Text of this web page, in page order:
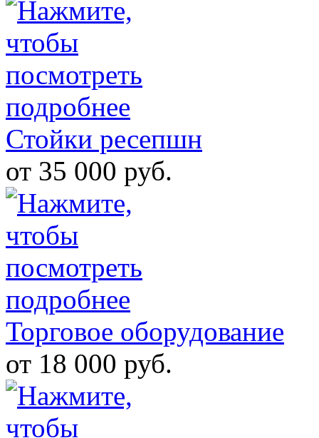
Стойки ресепшн
от 35 000 руб.
Торговое оборудование
от 18 000 руб.